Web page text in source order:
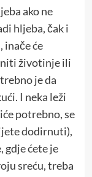
ako ne
hljeba, čak i
inače će
životinje ili
je da
I neka leži
potrebno, se
dodirnuti),
gdje ćete je
sreću, treba